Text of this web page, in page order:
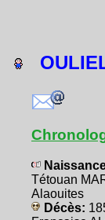
Tétouan
Alaouites
Décès: